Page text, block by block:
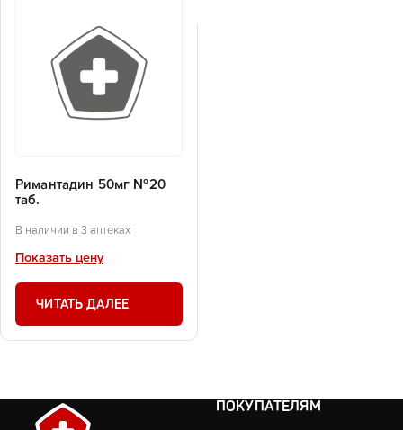
Римантадин 50мг №20
таб.
В наличии в 3 аптеках
Показать цену
ЧИТАТЬ ДАЛЕЕ
ПОКУПАТЕЛЯМ